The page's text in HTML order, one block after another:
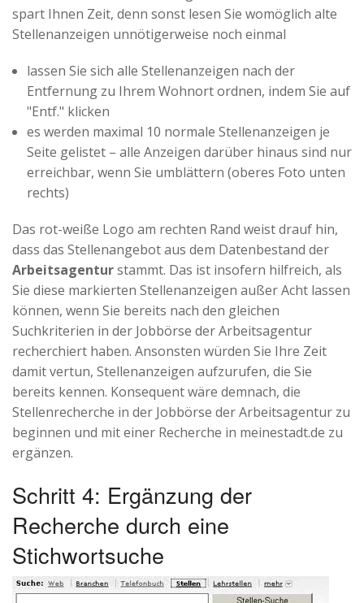
spart Ihnen Zeit, denn sonst lesen Sie womöglich alte
Stellenanzeigen unnötigerweise noch einmal
lassen Sie sich alle Stellenanzeigen nach der
Entfernung zu Ihrem Wohnort ordnen, indem Sie auf
"Entf." klicken
es werden maximal 10 normale Stellenanzeigen je
Seite gelistet – alle Anzeigen darüber hinaus sind nur
erreichbar, wenn Sie umblättern (oberes Foto unten
rechts)
Das rot-weiße Logo am rechten Rand weist drauf hin,
dass das Stellenangebot aus dem Datenbestand der
Arbeitsagenturstammt. Das ist insofern hilfreich, als
Sie diese markierten Stellenanzeigen außer Acht lassen
können, wenn Sie bereits nach den gleichen
Suchkriterien in der Jobbörse der Arbeitsagentur
recherchiert haben. Ansonsten würden Sie Ihre Zeit
damit vertun, Stellenanzeigen aufzurufen, die Sie
bereits kennen. Konsequent wäre demnach, die
Stellenrecherche in der Jobbörse der Arbeitsagentur zu
beginnen und mit einer Recherche in meinestadt.de zu
ergänzen.
Schritt 4: Ergänzung der
Recherche durch eine
Stichwortsuche